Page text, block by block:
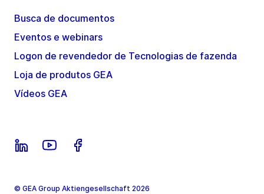
Busca de documentos
Eventos e webinars
Logon de revendedor de Tecnologias de fazenda
Loja de produtos GEA
Vídeos GEA
© GEA Group Aktiengesellschaft 2026